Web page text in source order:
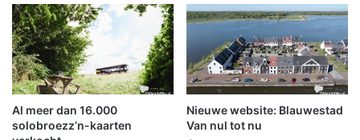
s
p
r
i
n
g
k
u
Al meer dan 16.000
solobroezz’n-kaarten
Nieuwe website: Blauwestad
Van nul tot nu